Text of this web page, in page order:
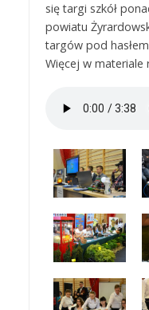
się targi szkół
powiatu
targów pod
Więcej w materiale